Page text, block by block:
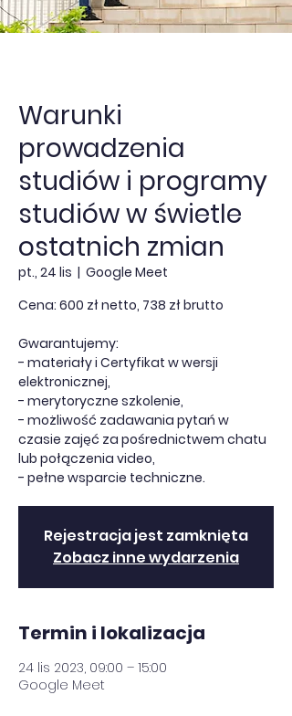
Warunki
prowadzenia
studiów i programy
studiów w świetle
ostatnich zmian
pt., 24 lis
  |
Google Meet
Cena: 600 zł netto, 738 zł brutto
Gwarantujemy:
- materiały i Certyfikat w wersji
elektronicznej,
- merytoryczne szkolenie,
- możliwość zadawania pytań w
czasie zajęć za pośrednictwem chatu
lub połączenia video,
- pełne wsparcie techniczne.
Rejestracja jest zamknięta
Zobacz inne wydarzenia
Termin i lokalizacja
24 lis 2023, 09:00 – 15:00
Google Meet